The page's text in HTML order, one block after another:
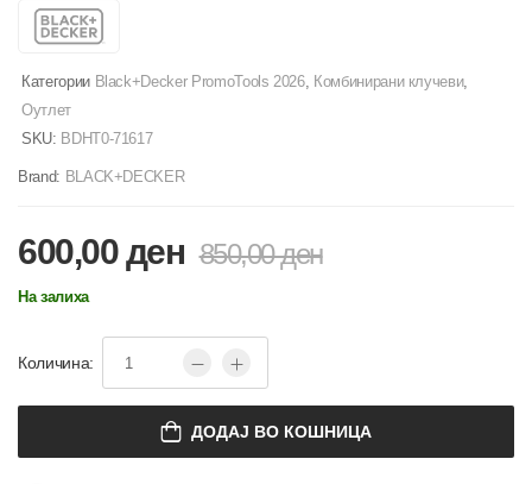
Категории Black+Decker PromoTools 2026, Комбинирани клучеви,
Оутлет
SKU: BDHT0-71617
Brand: BLACK+DECKER
600,00ден 850,00ден
На залиха
Количина:
ДОДАЈ ВО КОШНИЦА